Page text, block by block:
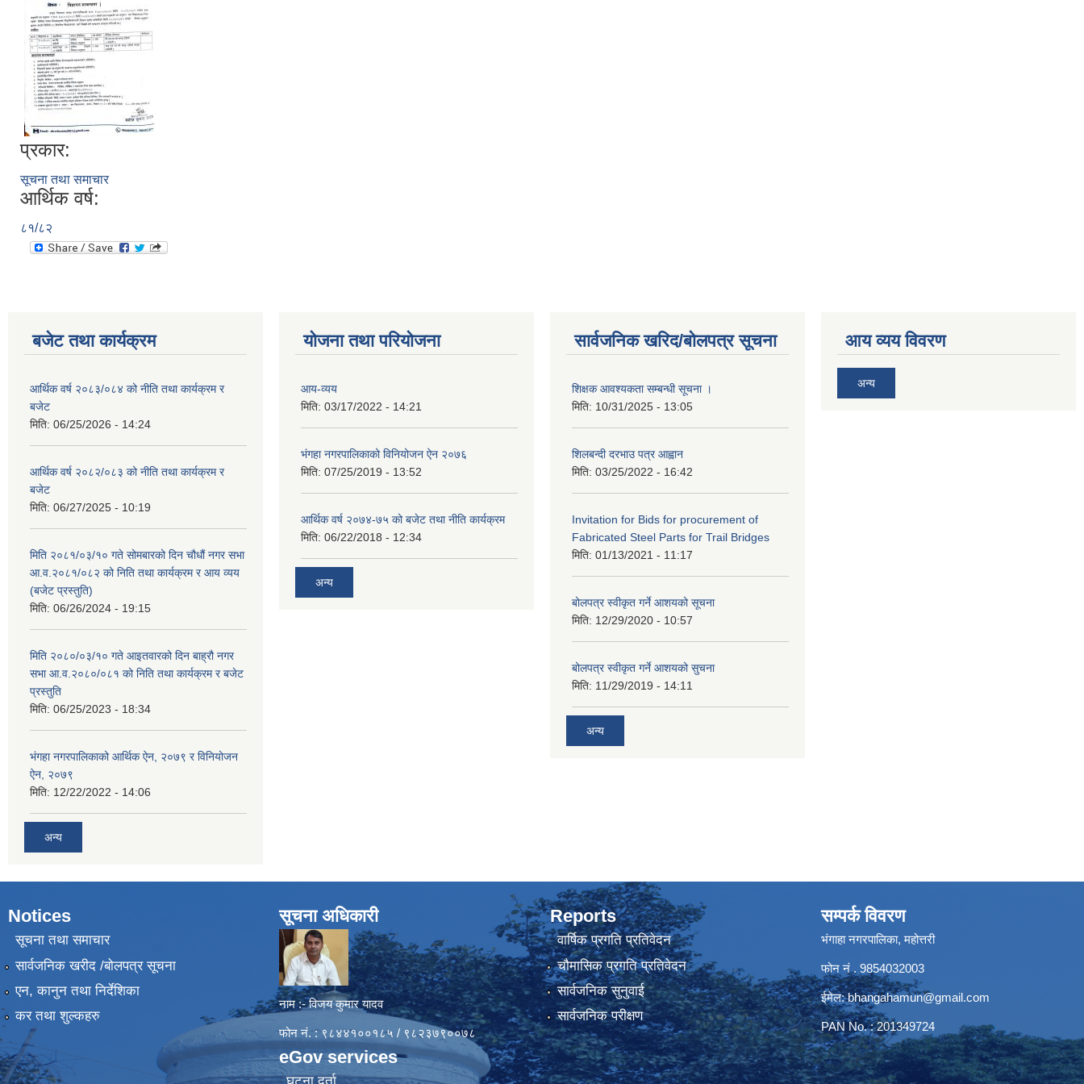
प्रकार:
सूचना तथा समाचार
आर्थिक वर्ष:
८१/८२
बजेट तथा कार्यक्रम
आर्थिक वर्ष २०८३/०८४ को नीति तथा कार्यक्रम र
बजेट
मिति: 06/25/2026 - 14:24
आर्थिक वर्ष २०८२/०८३ को नीति तथा कार्यक्रम र
बजेट
मिति: 06/27/2025 - 10:19
मिति २०८१/०३/१० गते सोमबारको दिन चौधौं नगर सभा
आ.व.२०८१/०८२ को निति तथा कार्यक्रम र आय व्यय
(बजेट प्रस्तुति)
मिति: 06/26/2024 - 19:15
मिति २०८०/०३/१० गते आइतवारको दिन बाह्रौ नगर
सभा आ.व.२०८०/०८१ को निति तथा कार्यक्रम र बजेट
प्रस्तुति
मिति: 06/25/2023 - 18:34
भंगहा नगरपालिकाको आर्थिक ऐन, २०७९ र विनियोजन
ऐन, २०७९
मिति: 12/22/2022 - 14:06
अन्य
योजना तथा परियोजना
आय-व्यय
मिति: 03/17/2022 - 14:21
भंगहा नगरपालिकाको विनियोजन ऐन २०७६
मिति: 07/25/2019 - 13:52
आर्थिक वर्ष २०७४-७५ को बजेट तथा नीति कार्यक्रम
मिति: 06/22/2018 - 12:34
अन्य
सार्वजनिक खरिद/बोलपत्र सूचना
शिक्षक आवश्यकता सम्बन्धी सूचना ।
मिति: 10/31/2025 - 13:05
शिलबन्दी दरभाउ पत्र आह्वान
मिति: 03/25/2022 - 16:42
Invitation for Bids for procurement of
Fabricated Steel Parts for Trail Bridges
मिति: 01/13/2021 - 11:17
बोलपत्र स्वीकृत गर्ने आशयको सूचना
मिति: 12/29/2020 - 10:57
बोलपत्र स्वीकृत गर्ने आशयको सुचना
मिति: 11/29/2019 - 14:11
अन्य
आय व्यय विवरण
अन्य
Notices
सूचना तथा समाचार
सार्वजनिक खरीद /बोलपत्र सूचना
एन, कानुन तथा निर्देशिका
कर तथा शुल्कहरु
सूचना अधिकारी
नाम :- विजय कुमार यादव
फोन नं. : ९८४४१००१८५ / ९८२३७९००७८
eGov services
Reports
वार्षिक प्रगति प्रतिवेदन
चौमासिक प्रगति प्रतिवेदन
सार्वजनिक सुनुवाई
सार्वजनिक परीक्षण
सम्पर्क विवरण
भंगाहा नगरपालिका, महोत्तरी
फोन नं . 9854032003
ईमेल:bhangahamun@gmail.com
PAN No. : 201349724